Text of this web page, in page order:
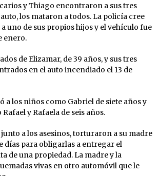
y Thiago encontraron a sus tres
los mataron a todos. La policía cree
uno de sus propios hijos y el vehículo fue
enero.
de Elizamar, de 39 años, y sus tres
en el auto incendiado el 13 de
a los niños como Gabriel de siete años y
y Rafaela de seis años.
a los asesinos, torturaron a su madre
días para obligarlas a entregar el
de una propiedad. La madre y la
vivas en otro automóvil que le